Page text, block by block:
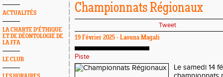
ACTUALITÉS
LA CHARTE D'ÉTHIQUE
ET DE DÉONTOLOGIE DE
LA FFA
LE CLUB
Championnats Régionaux
Tweet
19 Février 2025 - Laouna Magali
Piste
Le samedi 14